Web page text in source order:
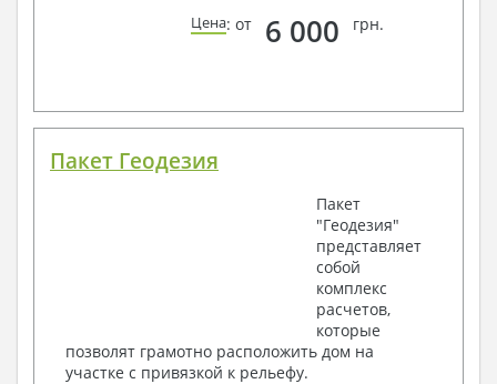
Цена: от 6 000 грн.
Пакет Геодезия
Пакет
"Геодезия"
представляет
собой
комплекс
расчетов,
которые
позволят грамотно расположить дом на
участке с привязкой к рельефу.